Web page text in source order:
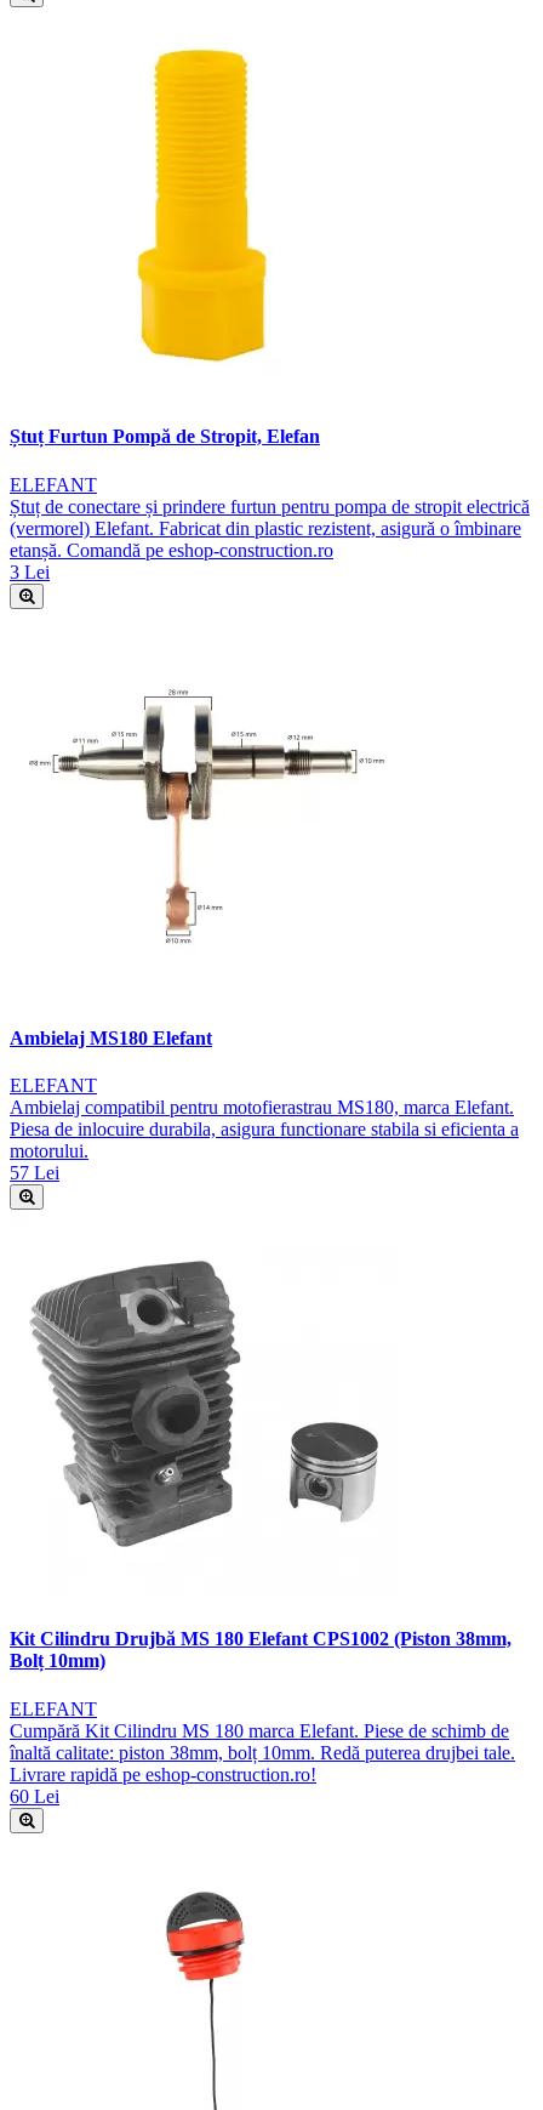
Ștuț Furtun Pompă de Stropit, Elefan
ELEFANT
Ștuț de conectare și prindere furtun pentru pompa de stropit electrică
(vermorel) Elefant. Fabricat din plastic rezistent, asigură o îmbinare
etanșă. Comandă pe eshop-construction.ro
3 Lei
Ambielaj MS180 Elefant
ELEFANT
Ambielaj compatibil pentru motofierastrau MS180, marca Elefant.
Piesa de inlocuire durabila, asigura functionare stabila si eficienta a
motorului.
57 Lei
Kit Cilindru Drujbă MS 180 Elefant CPS1002 (Piston 38mm,
Bolț 10mm)
ELEFANT
Cumpără Kit Cilindru MS 180 marca Elefant. Piese de schimb de
înaltă calitate: piston 38mm, bolț 10mm. Redă puterea drujbei tale.
Livrare rapidă pe eshop-construction.ro!
60 Lei